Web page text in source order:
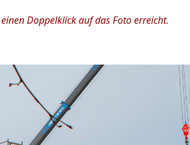
Doppelklick auf das Foto erreicht.